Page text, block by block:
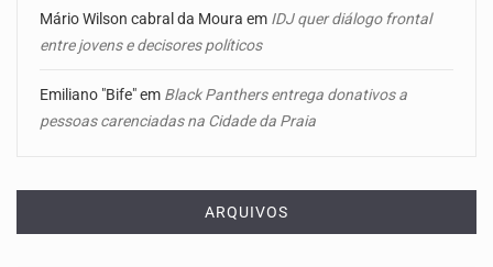
Mário Wilson cabral da Moura em IDJ quer diálogo frontal
entre jovens e decisores políticos
Emiliano "Bife"em Black Panthers entrega donativos a
pessoas carenciadas na Cidade da Praia
ARQUIVOS